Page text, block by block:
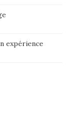
expérience